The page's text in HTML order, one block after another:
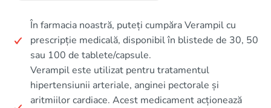
În farmacia noastră, puteți cumpăra Verampil cu
prescripție medicală, disponibil în blistede de 30, 50
sau 100 de tablete/capsule.
Verampil este utilizat pentru tratamentul
hipertensiunii arteriale, anginei pectorale și
aritmiilor cardiace. Acest medicament acționează